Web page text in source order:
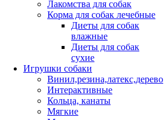
Лакомства для собак
Корма для собак лечебные
Диеты для собак
влажные
Диеты для собак
сухие
Игрушки собаки
Винил,резина,латекс,дерево
Интерактивные
Кольца, канаты
Мягкие